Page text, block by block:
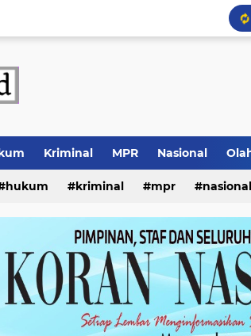
Kriminal MPR Nasional
hukum kriminal mpr nasional